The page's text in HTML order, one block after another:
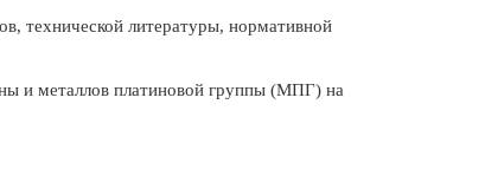
технической литературы, нормативной
и металлов платиновой группы (МПГ) на